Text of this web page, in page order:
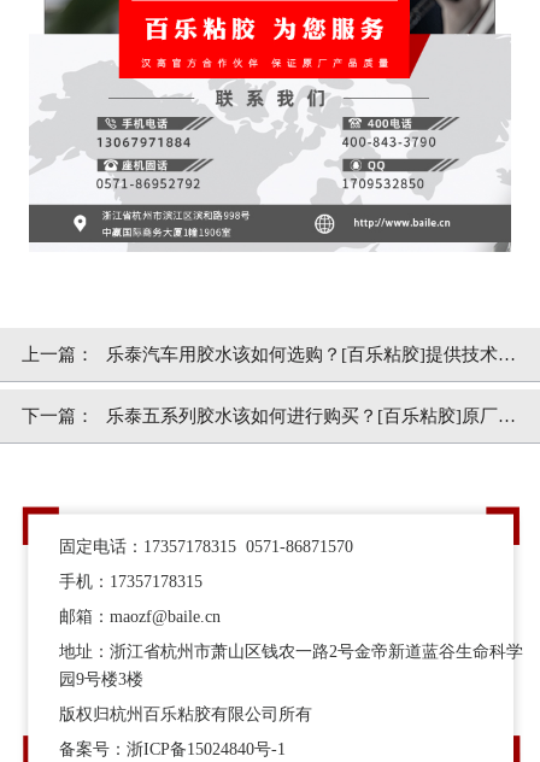
上一篇： 乐泰汽车用胶水该如何选购？[百乐粘胶]提供技术服
务
下一篇： 乐泰五系列胶水该如何进行购买？[百乐粘胶]原厂供
固定电话：17357178315 0571-86871570
手机：17357178315
邮箱：maozf@baile.cn
地址：浙江省杭州市萧山区钱农一路2号金帝新道蓝谷生命科学
园9号楼3楼
版权归杭州百乐粘胶有限公司所有
备案号：浙ICP备15024840号-1